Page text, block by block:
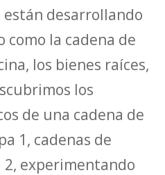
están desarrollando
como la cadena de
los bienes raíces,
los
de una cadena de
1, cadenas de
experimentando